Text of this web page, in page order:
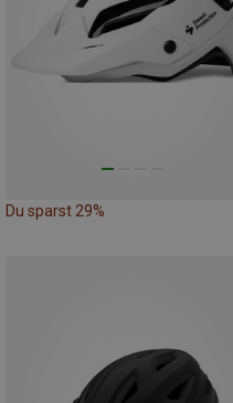
Du sparst 29%